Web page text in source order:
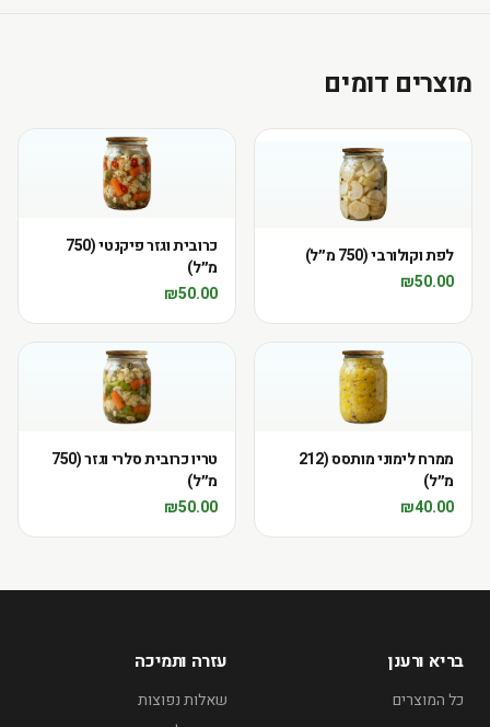
מוצרים דומים
לפת וקולורבי (750 מ״ל)
₪50.00
כרובית וגזר פיקנטי (750
מ״ל)
₪50.00
ממרח לימוני מותסס (212
מ״ל)
₪40.00
טריו כרובית סלרי וגזר (750
מ״ל)
₪50.00
בריא ורענן
כל המוצרים
עזרה ותמיכה
שאלות נפוצות